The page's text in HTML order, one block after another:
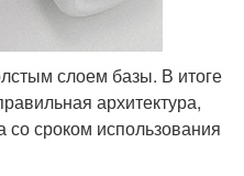
слоем базы. В итоге
архитектура,
со сроком использования